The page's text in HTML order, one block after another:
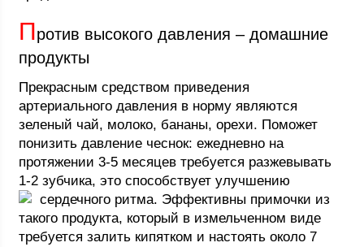
Против высокого давления – домашние
продукты
Прекрасным средством приведения
артериального давления в норму являются
зеленый чай, молоко, бананы, орехи. Поможет
понизить давление чеснок: ежедневно на
протяжении 3-5 месяцев требуется разжевывать
1-2 зубчика, это способствует улучшению
сердечного ритма. Эффективны примочки из
такого продукта, который в измельченном виде
требуется залить кипятком и настоять около 7